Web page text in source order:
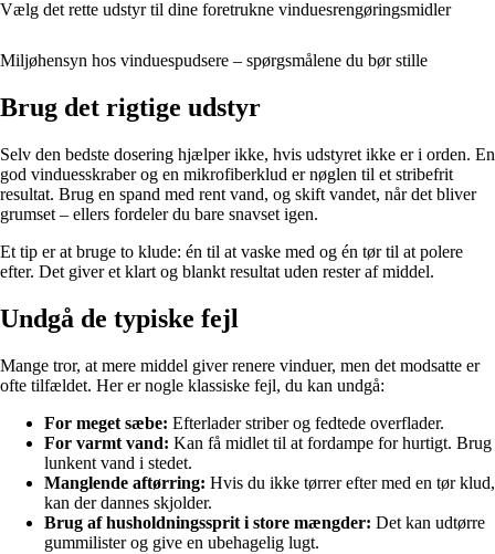
Vælg det rette udstyr til dine foretrukne vinduesrengøringsmidler
Miljøhensyn hos vinduespudsere – spørgsmålene du bør stille
Brug det rigtige udstyr
Selv den bedste dosering hjælper ikke, hvis udstyret ikke er i orden. En
god vinduesskraber og en mikrofiberklud er nøglen til et stribefrit
resultat. Brug en spand med rent vand, og skift vandet, når det bliver
grumset – ellers fordeler du bare snavset igen.
Et tip er at bruge to klude: én til at vaske med og én tør til at polere
efter. Det giver et klart og blankt resultat uden rester af middel.
Undgå de typiske fejl
Mange tror, at mere middel giver renere vinduer, men det modsatte er
ofte tilfældet. Her er nogle klassiske fejl, du kan undgå:
For meget sæbe: Efterlader striber og fedtede overflader.
For varmt vand: Kan få midlet til at fordampe for hurtigt. Brug
lunkent vand i stedet.
Manglende aftørring: Hvis du ikke tørrer efter med en tør klud,
kan der dannes skjolder.
Brug af husholdningssprit i store mængder: Det kan udtørre
gummilister og give en ubehagelig lugt.